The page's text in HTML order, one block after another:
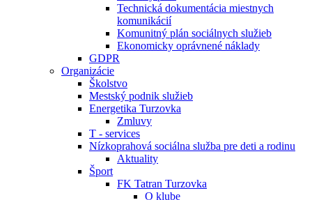
Technická dokumentácia miestnych
komunikácií
Komunitný plán sociálnych služieb
Ekonomicky oprávnené náklady
GDPR
Organizácie
Školstvo
Mestský podnik služieb
Energetika Turzovka
Zmluvy
T - services
Nízkoprahová sociálna služba pre deti a rodinu
Aktuality
Šport
FK Tatran Turzovka
O klube